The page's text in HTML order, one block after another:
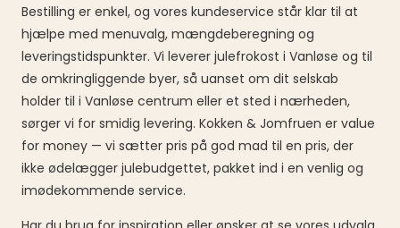
Bestilling er enkel, og vores kundeservice står klar til at
hjælpe med menuvalg, mængdeberegning og
leveringstidspunkter. Vi leverer julefrokost i Vanløse og til
de omkringliggende byer, så uanset om dit selskab
holder til i Vanløse centrum eller et sted i nærheden,
sørger vi for smidig levering. Kokken & Jomfruen er value
for money — vi sætter pris på god mad til en pris, der
ikke ødelægger julebudgettet, pakket ind i en venlig og
imødekommende service.